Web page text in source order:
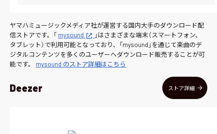
ヤマハミュージックメディア社が運営する国内大手のダウンロード配
信ストアです。「 mysound
」はさまざまな端末（スマートフォン、
タブレット）で利用可能となっており、「mysound」を通じて楽曲のデ
ジタルコンテンツを多くのユーザーへダウンロード販売することが可
能です。 mysound のストア詳細はこちら
Deezer ストア詳細